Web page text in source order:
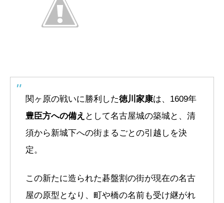
関ヶ原の戦いに勝利した徳川家康は、1609年
豊臣方への備え として名古屋城の築城と、清
須から新城下への街まるごとの引越しを決
定。
この新たに造られた碁盤割の街が現在の名古
屋の原型となり、町や橋の名前も受け継がれ